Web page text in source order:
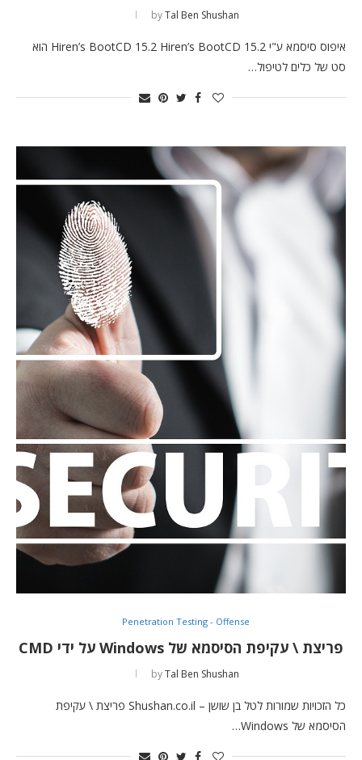
byTal Ben Shushan
איפוס סיסמא ע"י Hiren’s BootCD 15.2 Hiren’s BootCD 15.2 הוא
סט של כלים לטיפול…
Penetration Testing - Offense
פריצת \ עקיפת הסיסמא של Windows על ידי CMD
byTal Ben Shushan
כל הזכויות שמורות לטל בן שושן – Shushan.co.il פריצת \ עקיפת
הסיסמא של Windows…